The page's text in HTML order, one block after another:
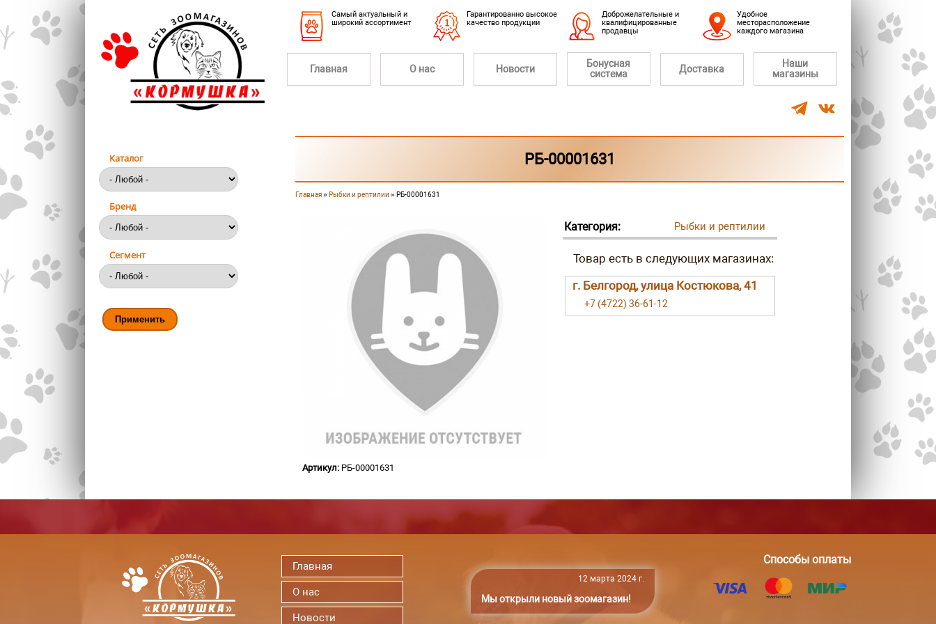
Перейти к основному содержанию
Cамый актуальный и
широкий ассортимент
Гарантированно высокое
качество продукции
Доброжелательные и
квалифицированные
продавцы
Удобное
месторасположение
каждого магазина
Главная О нас Новости
Бонусная
система
Доставка
Наши
магазины
РБ-00001631
Вы здесь
Главная» Рыбки и рептилии » РБ-00001631
Артикул:РБ-00001631
Категория: Рыбки и рептилии
г. Белгород, улица Костюкова, 41
+7 (4722) 36-61-12
Каталог
Бренд
Сегмент
Главная
О нас
Новости
12 марта 2024 г.
Мы открыли новый зоомагазин!
Способы оплаты